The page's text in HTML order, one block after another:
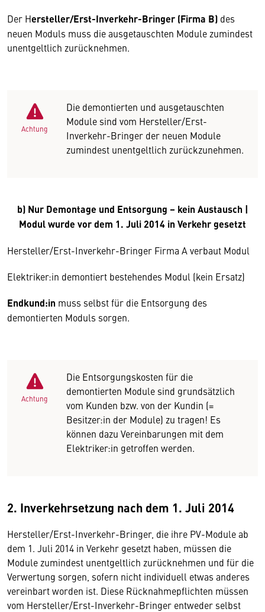
Der Hersteller/Erst-Inverkehr-Bringer (Firma B) des
neuen Moduls muss die ausgetauschten Module zumindest
unentgeltlich zurücknehmen.
Achtung
Die demontierten und ausgetauschten
Module sind vom Hersteller/Erst-
Inverkehr-Bringer der neuen Module
zumindest unentgeltlich zurückzunehmen.
b) Nur Demontage und Entsorgung – kein Austausch |
Modul wurde vor dem 1. Juli 2014 in Verkehr gesetzt
Hersteller/Erst-Inverkehr-Bringer Firma A verbaut Modul
Elektriker:in demontiert bestehendes Modul (kein Ersatz)
Endkund:in muss selbst für die Entsorgung des
demontierten Moduls sorgen.
Achtung
Die Entsorgungskosten für die
demontierten Module sind grundsätzlich
vom Kunden bzw. von der Kundin (=
Besitzer:in der Module) zu tragen! Es
können dazu Vereinbarungen mit dem
Elektriker:in getroffen werden.
2. Inverkehrsetzung nach dem 1. Juli 2014
Hersteller/Erst-Inverkehr-Bringer, die ihre PV-Module ab
dem 1. Juli 2014 in Verkehr gesetzt haben, müssen die
Module zumindest unentgeltlich zurücknehmen und für die
Verwertung sorgen, sofern nicht individuell etwas anderes
vereinbart worden ist. Diese Rücknahmepflichten müssen
vom Hersteller/Erst-Inverkehr-Bringer entweder selbst